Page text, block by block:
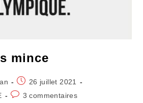
mince
Publication
publiée :
26 juillet 2021
Commentaires
3 commentaires